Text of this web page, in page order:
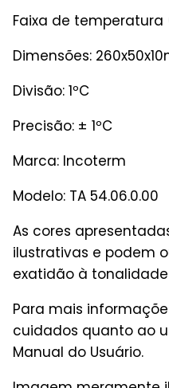
Faixa de temperatura
Dimensões:
Divisão: 1ºC
Precisão: ± 1ºC
Marca: Incoterm
Modelo: TA 54.06.0.00
As cores
ilustrativas e podem
exatidão à
Para mais
cuidados quanto ao
Manual do Usuário.